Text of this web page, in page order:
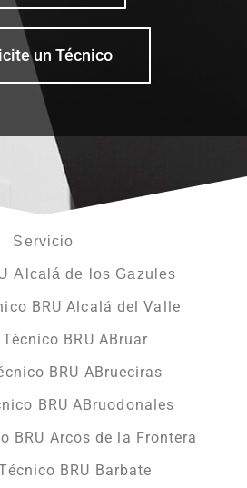
un Técnico
Servicio
Alcalá de los Gazules
BRU Alcalá del Valle
BRU ABruar
BRU ABrueciras
BRU ABruodonales
BRU Arcos de la Frontera
BRU Barbate